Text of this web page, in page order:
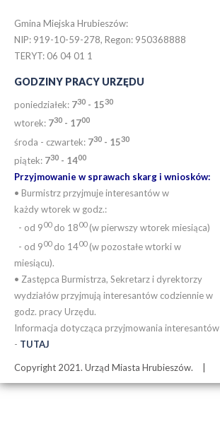
Gmina Miejska Hrubieszów:
NIP: 919-10-59-278, Regon: 950368888
TERYT: 06 04 01 1
GODZINY PRACY URZĘDU
poniedziałek: 730 - 1530
wtorek: 730 - 1700
środa - czwartek: 730 - 1530
piątek: 730 - 1400
Przyjmowanie w sprawach skarg i wniosków:
• Burmistrz przyjmuje interesantów w
każdy wtorek w godz.:
- od 900do 1800(w pierwszy wtorek miesiąca)
- od 900do 1400(w pozostałe wtorki w
miesiącu).
• Zastępca Burmistrza, Sekretarz i dyrektorzy
wydziałów przyjmują interesantów codziennie w
godz. pracy Urzędu.
Informacja dotycząca przyjmowania interesantów
- TUTAJ
Copyright 2021. Urząd Miasta Hrubieszów.